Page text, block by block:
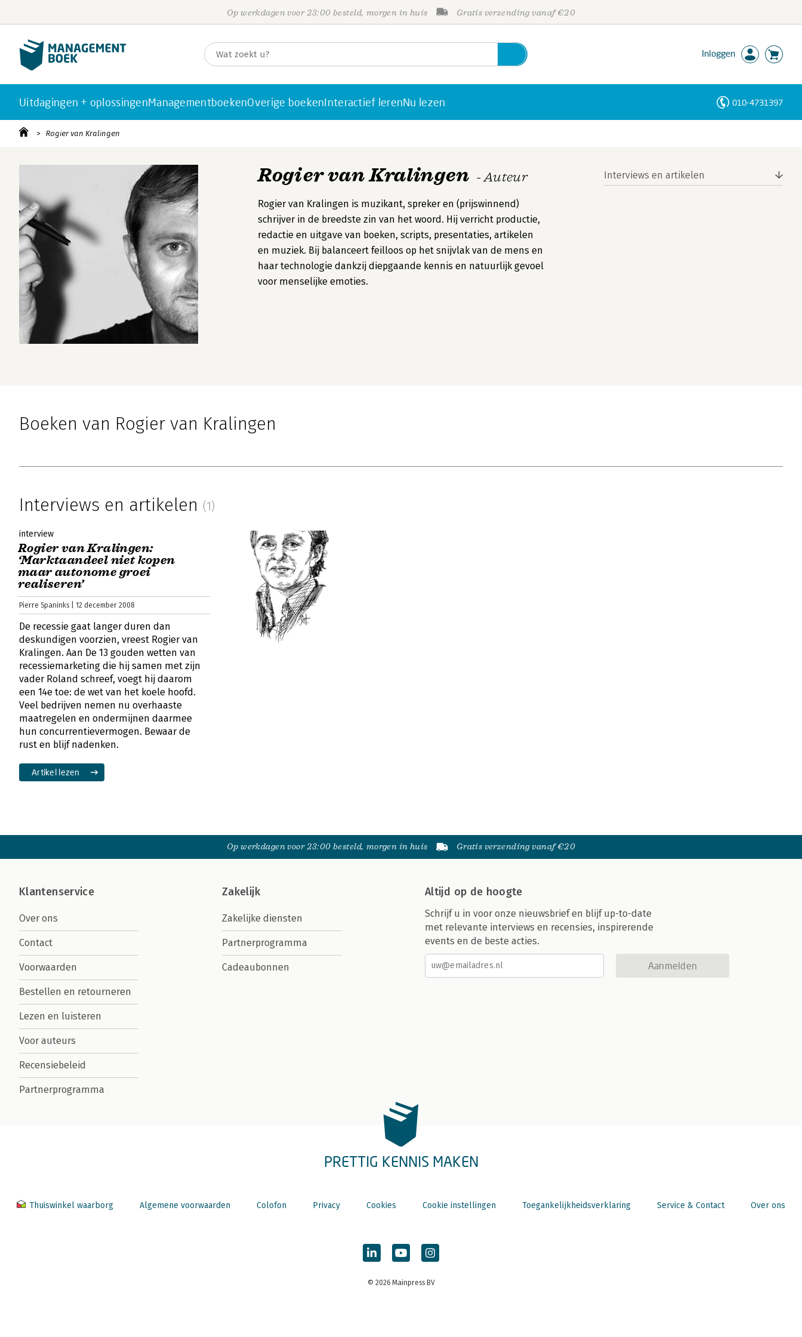
Op werkdagen voor 23:00 besteld, morgen in huis Gratis verzending vanaf €20
Inloggen
Uitdagingen + oplossingenManagementboekenOverige boekenInteractief lerenNu lezen 010-4731397
Rogier van Kralingen
Rogier van Kralingen - Auteur
Rogier van Kralingen is muzikant, spreker en (prijswinnend)
schrijver in de breedste zin van het woord. Hij verricht productie,
redactie en uitgave van boeken, scripts, presentaties, artikelen
en muziek. Bij balanceert feilloos op het snijvlak van de mens en
haar technologie dankzij diepgaande kennis en natuurlijk gevoel
voor menselijke emoties.
Interviews en artikelen
Boeken van Rogier van Kralingen
Interviews en artikelen (1)
interview
Rogier van Kralingen:
‘Marktaandeel niet kopen
maar autonome groei
realiseren’
Pierre Spaninks | 12 december 2008
De recessie gaat langer duren dan
deskundigen voorzien, vreest Rogier van
Kralingen. Aan De 13 gouden wetten van
recessiemarketing die hij samen met zijn
vader Roland schreef, voegt hij daarom
een 14e toe: de wet van het koele hoofd.
Veel bedrijven nemen nu overhaaste
maatregelen en ondermijnen daarmee
hun concurrentievermogen. Bewaar de
rust en blijf nadenken.
Artikel lezen
Op werkdagen voor 23:00 besteld, morgen in huis Gratis verzending vanaf €20
Klantenservice
Over ons
Contact
Voorwaarden
Bestellen en retourneren
Lezen en luisteren
Voor auteurs
Recensiebeleid
Partnerprogramma
Zakelijk
Zakelijke diensten
Partnerprogramma
Cadeaubonnen
Altijd op de hoogte
Schrijf u in voor onze nieuwsbrief en blijf up-to-date
met relevante interviews en recensies, inspirerende
events en de beste acties.
Aanmelden
PRETTIG KENNIS MAKEN
Thuiswinkel waarborg Algemene voorwaarden Colofon Privacy Cookies Cookie instellingen Toegankelijkheidsverklaring Service & Contact Over ons
© 2026 Mainpress BV
Personen